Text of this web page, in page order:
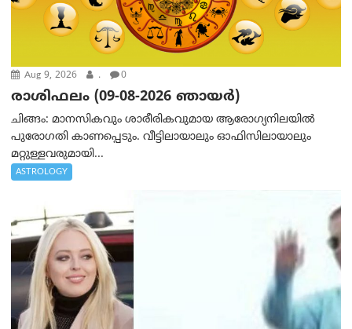
Aug 9, 2026 . 0
രാശിഫലം (09-08-2026 ഞായര്‍)
ചിങ്ങം: മാനസികവും ശാരീരികവുമായ ആരോഗ്യനിലയിൽ
പുരോഗതി കാണപ്പെടും. വീട്ടിലായാലും ഓഫിസിലായാലും
മറ്റുള്ളവരുമായി...
ASTROLOGY